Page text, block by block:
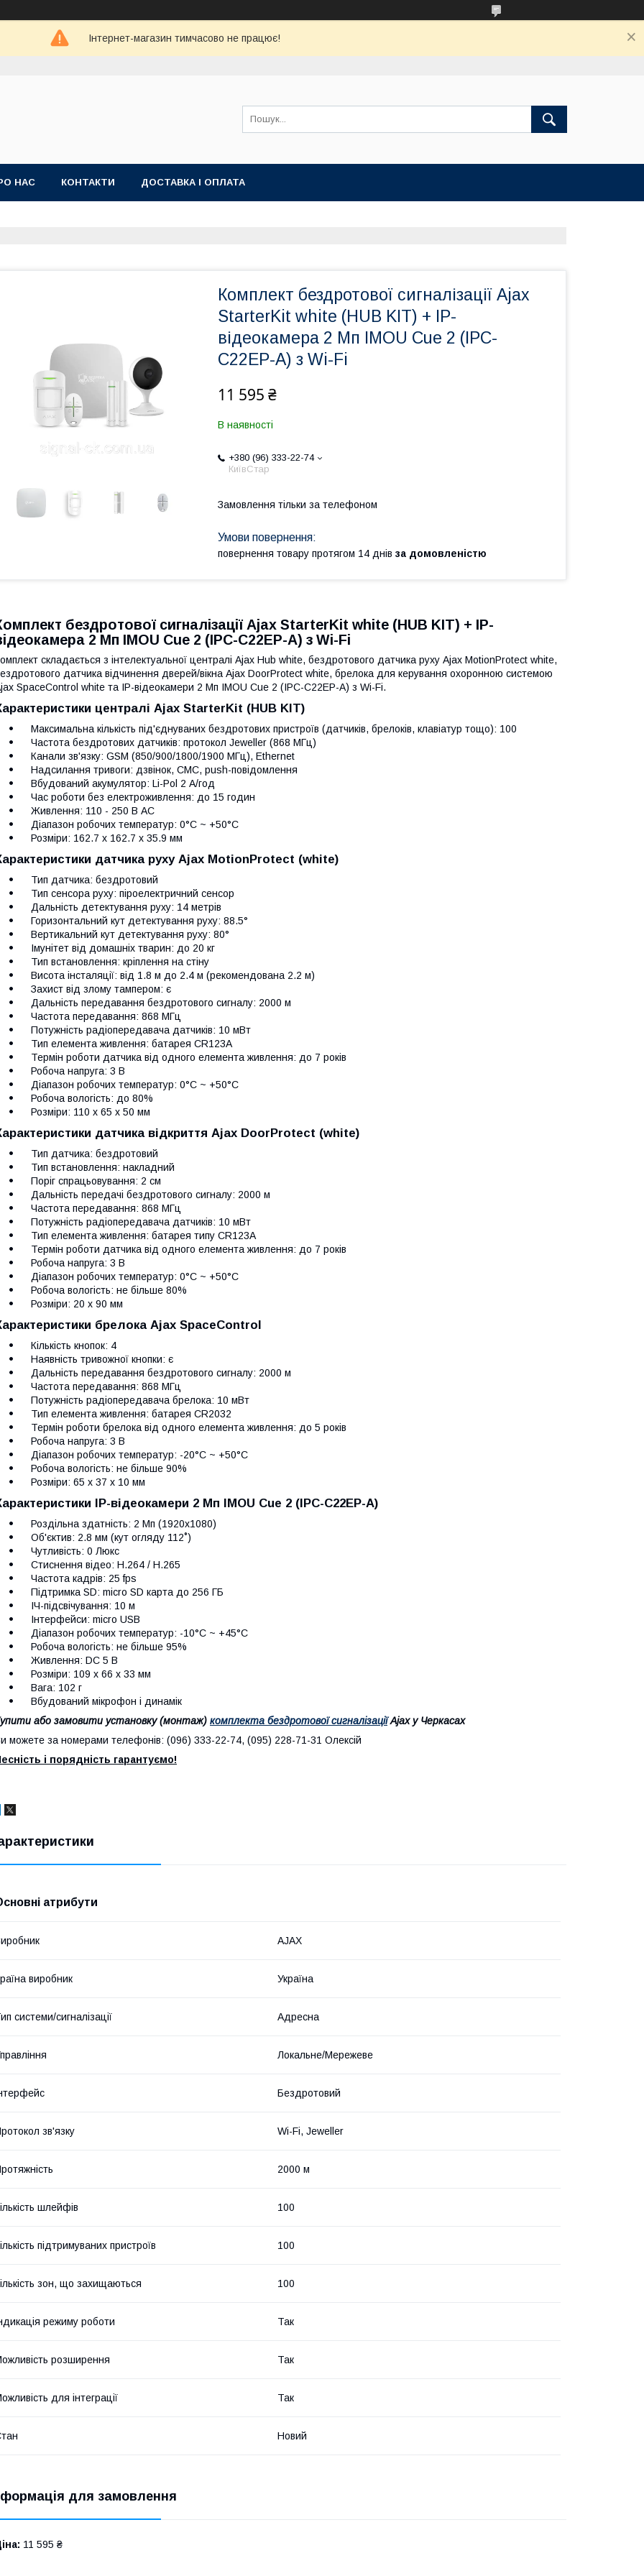
Інтернет-магазин тимчасово не працює!
НАС КОНТАКТИ ДОСТАВКА І ОПЛАТА
Комплект бездротової сигналізації Ajax
StarterKit white (HUB KIT) + IP-
відеокамера 2 Мп IMOU Cue 2 (IPC-
C22EP-A) з Wi-Fi
11 595 ₴
В наявності
+380 (96) 333-22-74
КиївСтар
Замовлення тільки за телефоном
повернення товару протягом 14 днів за домовленістю
бездротової сигналізації Ajax StarterKit white (HUB KIT) + IP-
2 Мп IMOU Cue 2 (IPC-C22EP-A) з Wi-Fi
складається з інтелектуальної централі Ajax Hub white, бездротового датчика руху Ajax MotionProtect white,
датчика відчинення дверей/вікна Ajax DoorProtect white, брелока для керування охоронною системою
SpaceControl white та IP-відеокамери 2 Мп IMOU Cue 2 (IPC-C22EP-A) з Wi-Fi.
централі Ajax StarterKit (HUB KIT)
Максимальна кількість під'єднуваних бездротових пристроїв (датчиків, брелоків, клавіатур тощо): 100
Частота бездротових датчиків: протокол Jeweller (868 МГц)
Канали зв'язку: GSM (850/900/1800/1900 МГц), Ethernet
Надсилання тривоги: дзвінок, СМС, push-повідомлення
Вбудований акумулятор: Li-Pol 2 А/год
Час роботи без електроживлення: до 15 годин
Живлення: 110 - 250 В AC
Діапазон робочих температур: 0°С ~ +50°С
Розміри: 162.7 x 162.7 x 35.9 мм
датчика руху Ajax MotionProtect (white)
Тип датчика: бездротовий
Тип сенсора руху: піроелектричний сенсор
Дальність детектування руху: 14 метрів
Горизонтальний кут детектування руху: 88.5°
Вертикальний кут детектування руху: 80°
Імунітет від домашніх тварин: до 20 кг
Тип встановлення: кріплення на стіну
Висота інсталяції: від 1.8 м до 2.4 м (рекомендована 2.2 м)
Захист від злому тампером: є
Дальність передавання бездротового сигналу: 2000 м
Частота передавання: 868 МГц
Потужність радіопередавача датчиків: 10 мВт
Тип елемента живлення: батарея CR123A
Термін роботи датчика від одного елемента живлення: до 7 років
Робоча напруга: 3 В
Діапазон робочих температур: 0°C ~ +50°C
Робоча вологість: до 80%
Розміри: 110 х 65 x 50 мм
датчика відкриття Ajax DoorProtect (white)
Тип датчика: бездротовий
Тип встановлення: накладний
Поріг спрацьовування: 2 см
Дальність передачі бездротового сигналу: 2000 м
Частота передавання: 868 МГц
Потужність радіопередавача датчиків: 10 мВт
Тип елемента живлення: батарея типу CR123A
Термін роботи датчика від одного елемента живлення: до 7 років
Робоча напруга: 3 В
Діапазон робочих температур: 0°С ~ +50°С
Робоча вологість: не більше 80%
Розміри: 20 х 90 мм
брелока Ajax SpaceControl
Кількість кнопок: 4
Наявність тривожної кнопки: є
Дальність передавання бездротового сигналу: 2000 м
Частота передавання: 868 МГц
Потужність радіопередавача брелока: 10 мВт
Тип елемента живлення: батарея CR2032
Термін роботи брелока від одного елемента живлення: до 5 років
Робоча напруга: 3 В
Діапазон робочих температур: -20°С ~ +50°С
Робоча вологість: не більше 90%
Розміри: 65 х 37 х 10 мм
IP-відеокамери 2 Мп IMOU Cue 2 (IPC-C22EP-A)
Роздільна здатність: 2 Мп (1920x1080)
Об'єктив: 2.8 мм (кут огляду 112˚)
Чутливість: 0 Люкс
Стиснення відео: H.264 / H.265
Частота кадрів: 25 fps
Підтримка SD: micro SD карта до 256 ГБ
ІЧ-підсвічування: 10 м
Інтерфейси: micro USB
Діапазон робочих температур: -10°С ~ +45°С
Робоча вологість: не більше 95%
Живлення: DC 5 В
Розміри: 109 x 66 x 33 мм
Вага: 102 г
Вбудований мікрофон і динамік
або замовити установку (монтаж) комплекта бездротової сигналізаціїAjax у Черкасах
можете за номерами телефонів: (096) 333-22-74, (095) 228-71-31 Олексій
і порядність гарантуємо!
атрибути
AJAX
виробник Україна
системи/сигналізації Адресна
Локальне/Мережеве
Бездротовий
зв'язку Wi-Fi, Jeweller
2000 м
шлейфів 100
підтримуваних пристроїв 100
зон, що захищаються 100
режиму роботи Так
розширення Так
для інтеграції Так
Новий
для замовлення
11 595 ₴